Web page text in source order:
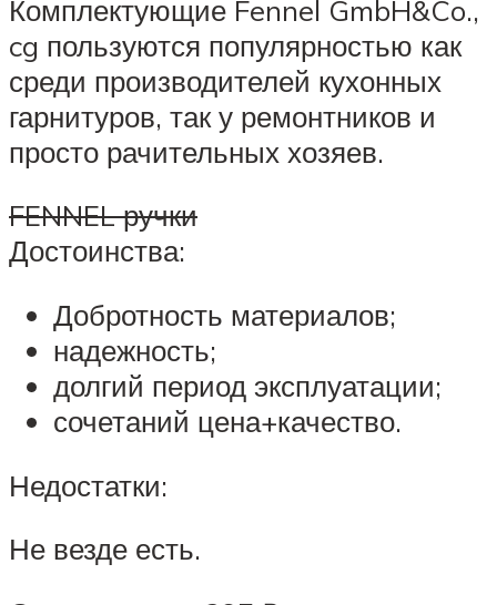
Комплектующие Fennel GmbH&Co.,
cg пользуются популярностью как
среди производителей кухонных
гарнитуров, так у ремонтников и
просто рачительных хозяев.
FENNEL ручки
Достоинства:
Добротность материалов;
надежность;
долгий период эксплуатации;
сочетаний цена+качество.
Недостатки:
Не везде есть.